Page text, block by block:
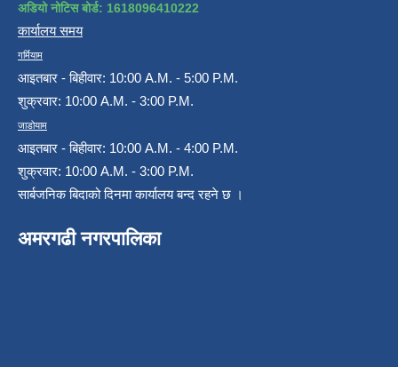
अडियो नोटिस बोर्ड: 1618096410222
कार्यालय समय
गर्मियाम
आइतबार - बिहीवार: 10:00 A.M. - 5:00 P.M.
शुक्रवार: 10:00 A.M. - 3:00 P.M.
जाडोयाम
आइतबार - बिहीवार: 10:00 A.M. - 4:00 P.M.
शुक्रवार: 10:00 A.M. - 3:00 P.M.
सार्बजनिक बिदाको दिनमा कार्यालय बन्द रहने छ ।
अमरगढी नगरपालिका